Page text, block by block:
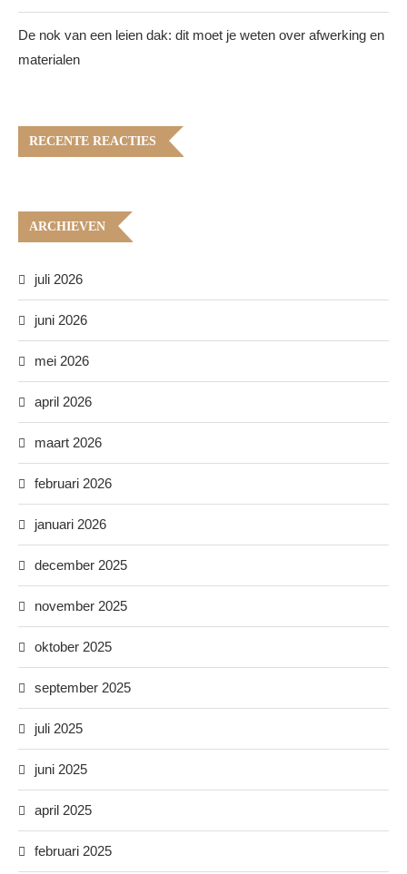
De nok van een leien dak: dit moet je weten over afwerking en
materialen
RECENTE REACTIES
ARCHIEVEN
juli 2026
juni 2026
mei 2026
april 2026
maart 2026
februari 2026
januari 2026
december 2025
november 2025
oktober 2025
september 2025
juli 2025
juni 2025
april 2025
februari 2025